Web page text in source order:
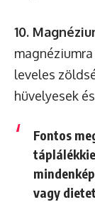
10.
leveles
hüvelyesek
Fontos
vagy